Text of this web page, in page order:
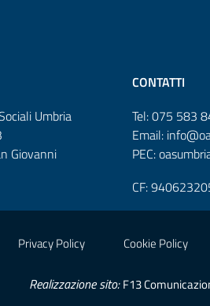
Umbria
Giovanni
CONTATTI
Tel: 075 583
Email:
PEC:
CF:
Privacy Policy Cookie Policy
Realizzazione sito: F13